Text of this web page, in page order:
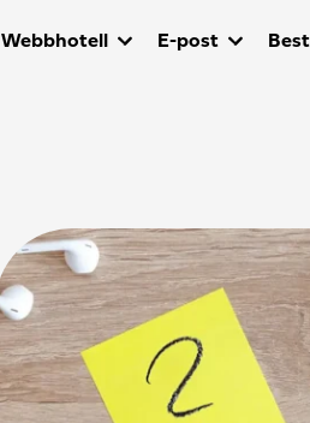
Webbhotell E-post